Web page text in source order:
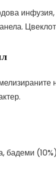
бадеми